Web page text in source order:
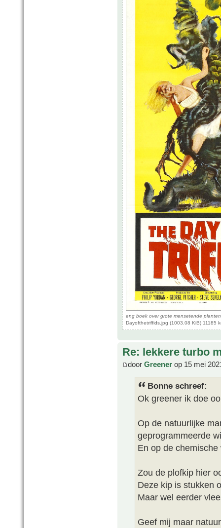
eng boek over grote mensetende planten
Dayofthetriffids.jpg (1003.08 KiB) 11185
Re: lekkere turbo
door Greener op 15 mei
Bonne schreef:
Ok greener ik doe
Op de natuurlijke
geprogrammeerde
En op de
Zou de plofkip hier
Deze kip is stukken
Maar wel eerder
Geef mij maar